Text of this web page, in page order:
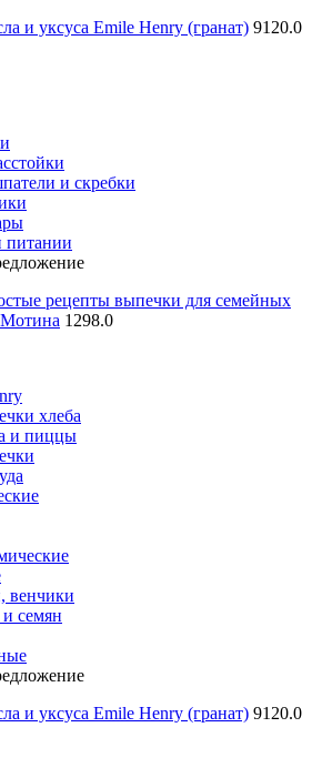
и уксуса Emile Henry (гранат) 9120.0
и скребки
питании
рецепты выпечки для семейных
1298.0
хлеба
и пиццы
венчики
семян
и уксуса Emile Henry (гранат) 9120.0